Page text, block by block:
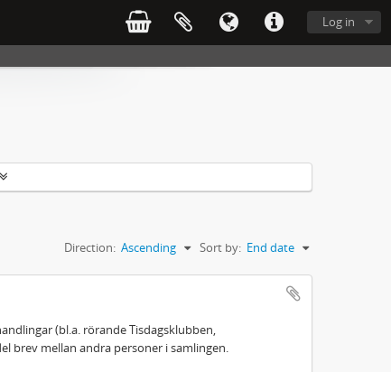
Log in
Sort by: End date
Direction: Ascending
(bl.a. rörande Tisdagsklubben,
brev mellan andra personer i samlingen.